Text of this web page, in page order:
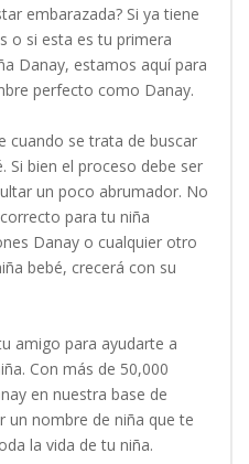
embarazada? Si ya tiene
o si esta es tu primera
Danay, estamos aquí para
perfecto como Danay.
cuando se trata de buscar
Si bien el proceso debe ser
un poco abrumador. No
para tu niña
Danay o cualquier otro
bebé, crecerá con su
amigo para ayudarte a
Con más de 50,000
en nuestra base de
un nombre de niña que te
la vida de tu niña.